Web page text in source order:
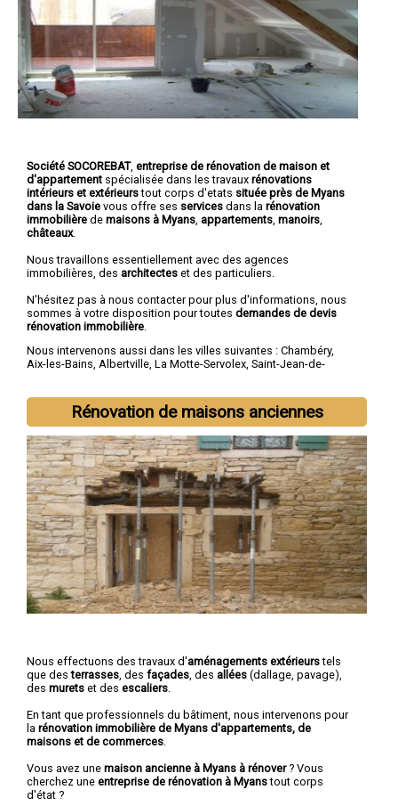
Société SOCOREBAT, entreprise de rénovation de maison et
d'appartement spécialisée dans les travaux rénovations
intérieurs et extérieurstout corps d'etats située près de Myans
dans la Savoie vous offre ses services dans la rénovation
immobilière de maisons à Myans appartements manoirs
châteaux.
Nous travaillons essentiellement avec des agences
immobilières, des architectes et des particuliers.
N'hésitez pas à nous contacter pour plus d'informations, nous
sommes à votre disposition pour toutes demandes de devis
rénovation immobilière
Nous intervenons aussi dans les villes suivantes : Chambéry,
Aix-les-Bains, Albertville, La Motte-Servolex, Saint-Jean-de-
Rénovation de maisons anciennes
Nous effectuons des travaux d'aménagements extérieurstels
que desterrasses , des façades , des allées (dallage, pavage),
des murets et des escaliers
En tant que professionnels du bâtiment, nous intervenons pour
la rénovation immobilière de Myans d'appartements, de
maisons et de commerces
Vous avez une maison ancienne à Myans à rénover? Vous
cherchez une entreprise de rénovation à Myanstout corps
d'état ?